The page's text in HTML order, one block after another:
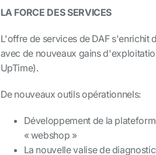
LA FORCE DES SERVICES
L'offre de services de DAF
avec de nouveaux gains
UpTime).
De nouveaux outilsopérationnels:
Développement de la
«webshop »
La nouvelle valise de